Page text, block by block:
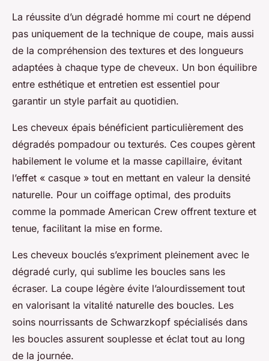
La réussite d’un dégradé homme mi court ne dépend
pas uniquement de la technique de coupe, mais aussi
de la compréhension des textures et des longueurs
adaptées à chaque type de cheveux. Un bon équilibre
entre esthétique et entretien est essentiel pour
garantir un style parfait au quotidien.
Les cheveux épais bénéficient particulièrement des
dégradés pompadour ou texturés. Ces coupes gèrent
habilement le volume et la masse capillaire, évitant
l’effet « casque » tout en mettant en valeur la densité
naturelle. Pour un coiffage optimal, des produits
comme la pommade American Crew offrent texture et
tenue, facilitant la mise en forme.
Les cheveux bouclés s’expriment pleinement avec le
dégradé curly, qui sublime les boucles sans les
écraser. La coupe légère évite l’alourdissement tout
en valorisant la vitalité naturelle des boucles. Les
soins nourrissants de Schwarzkopf spécialisés dans
les boucles assurent souplesse et éclat tout au long
de la journée.